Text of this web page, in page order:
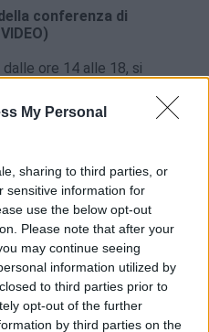
My Personal
sharing to third parties, or
sensitive information for
use the below opt-out
Please note that after your
may continue seeing
information utilized by
to third parties prior to
opt-out of the further
by third parties on the
conferenza di
ore 14 alle 18, si
libero dedicato ai
a loro disposizione album e
si terrà un pomeriggio di
storici di Cuneo nel 230°
d’Italia.
storico-culturali. Gli incontri
di maggio,giugno e luglio
autorevoli studiosi e scrittori.
. Alcune opere del Museo
saranno esposte a